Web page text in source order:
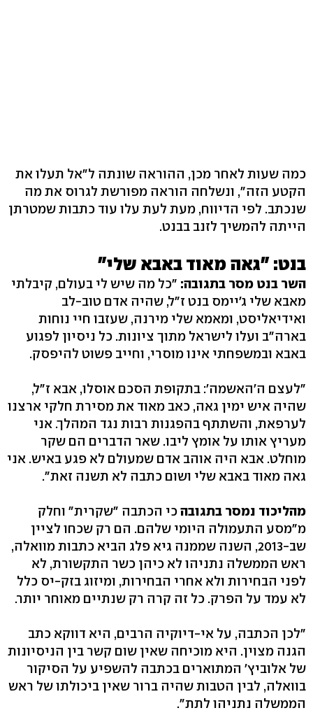
כמה שעות לאחר מכן, ההוראה שונתה ל"אל תעלו את
הקטע הזה", ונשלחה הוראה מפורשת לגרוס את מה
שנכתב. לפי הדיווח, מעת לעת עלו עוד כתבות שמטרתן
הייתה להמשיך לזנב בבנט.
בנט: "גאה מאוד באבא שלי"
השר בנט מסר בתגובה: "כל מה שיש לי בעולם, קיבלתי
מאבא שלי ג'יימס בנט ז"ל, שהיה אדם טוב-לב
ואידיאליסט, ומאמא שלי מירנה, שעזבו חיי נוחות
בארה"ב ועלו לישראל מתוך ציונות. כל ניסיון לפגוע
באבא ובמשפחתי אינו מוסרי, וחייב פשוט להיפסק.
"לעצם ה'האשמה': בתקופת הסכם אוסלו, אבא ז"ל,
שהיה איש ימין גאה, כאב מאוד את מסירת חלקי ארצנו
לערפאת, והשתתף בהפגנות רבות נגד המהלך. אני
מעריץ אותו על אומץ ליבו. שאר הדברים הם שקר
מוחלט. אבא היה אוהב אדם שמעולם לא פגע באיש. אני
גאה מאוד באבא שלי ושום כתבה לא תשנה זאת".
מהליכוד נמסר בתגובהכי הכתבה "שקרית" וחלק
מ"מסע התעמולה היומי שלהם. הם רק שכחו לציין
שב-2013, השנה שממנה גיא פלג הביא כתבות מוואלה,
ראש הממשלה נתניהו לא כיהן כשר התקשורת, לא
לפני הבחירות ולא אחרי הבחירות, ומיזוג בזק-יס כלל
לא עמד על הפרק. כל זה קרה רק שנתיים מאוחר יותר.
"לכן הכתבה, על אי-דיוקיה הרבים, היא דווקא כתב
הגנה מצוין. היא מוכיחה שאין שום קשר בין הניסיונות
של אלוביץ׳ המתוארים בכתבה להשפיע על הסיקור
בוואלה, לבין הטבות שהיה ברור שאין ביכולתו של ראש
הממשלה נתניהו לתת".